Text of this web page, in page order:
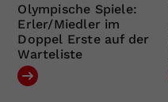
Olympische Spiele:
Erler/Miedler im
Doppel Erste auf der
Warteliste